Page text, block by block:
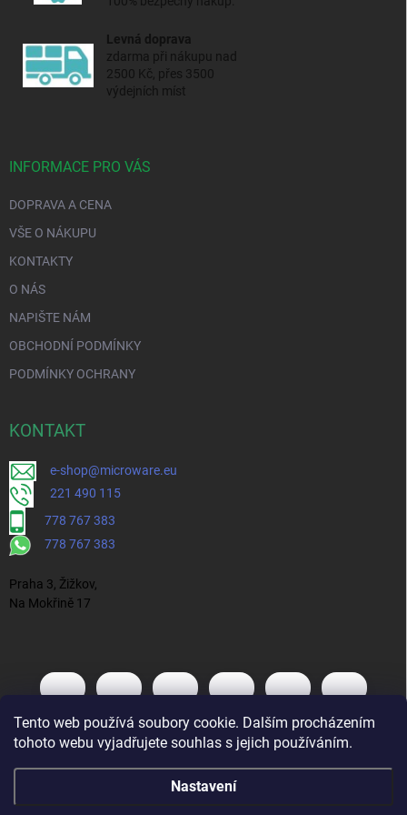
Tento web používá soubory cookie. Dalším procházením
tohoto webu vyjadřujete souhlas s jejich používáním.
Nastavení
Levná doprava
zdarma při nákupu nad
2500 Kč, přes 3500
výdejních míst
INFORMACE PRO VÁS
DOPRAVA A CENA
VŠE O NÁKUPU
KONTAKTY
O NÁS
NAPIŠTE NÁM
OBCHODNÍ PODMÍNKY
PODMÍNKY OCHRANY
KONTAKT
e-shop@microware.eu
221 490 115
778 767 383
778 767 383
Praha 3, Žižkov,
Na Mokřině 17